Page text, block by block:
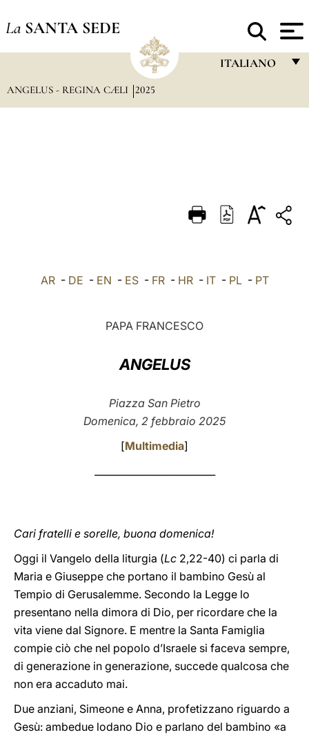
La SANTA SEDE
ITALIANO
DEUTSCH
العربيّة
ANGELUS - REGINA CÆLI 2025
AR- DE - EN - ES- FR- HR- IT- PL- PT
PAPA FRANCESCO
ANGELUS
Piazza San Pietro
Domenica, 2 febbraio 2025
[Multimedia]
Cari fratelli e sorelle, buona domenica!
Oggi il Vangelo della liturgia (Lc 2,22-40) ci parla di
Maria e Giuseppe che portano il bambino Gesù al
Tempio di Gerusalemme. Secondo la Legge lo
presentano nella dimora di Dio, per ricordare che la
vita viene dal Signore. E mentre la Santa Famiglia
compie ciò che nel popolo d’Israele si faceva sempre,
di generazione in generazione, succede qualcosa che
non era accaduto mai.
Due anziani, Simeone e Anna, profetizzano riguardo a
Gesù: ambedue lodano Dio e parlano del bambino «a